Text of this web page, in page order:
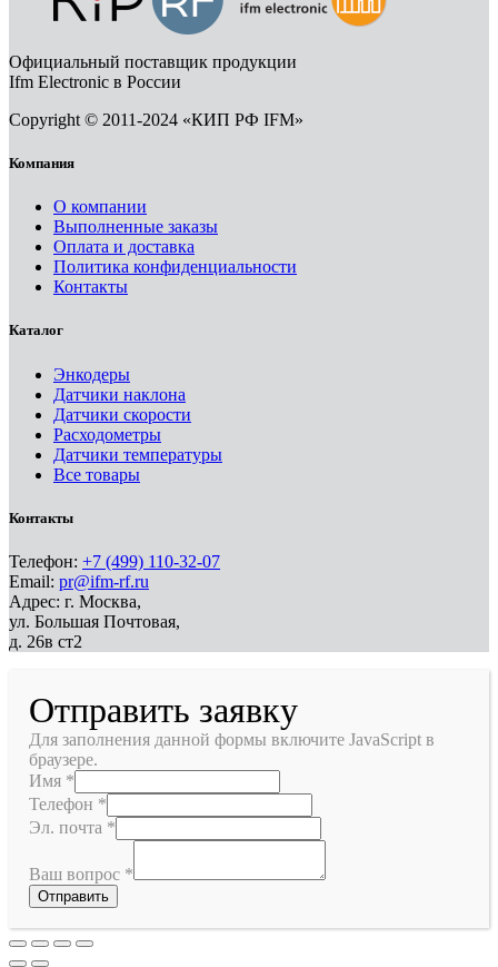
Официальный поставщик продукции
Ifm Electronic в России
Copyright © 2011-2024 «КИП РФ IFM»
Компания
О компании
Выполненные заказы
Оплата и доставка
Политика конфиденциальности
Контакты
Каталог
Энкодеры
Датчики наклона
Датчики скорости
Расходометры
Датчики температуры
Все товары
Контакты
Телефон: +7 (499) 110-32-07
Email: pr@ifm-rf.ru
Адрес: г. Москва,
ул. Большая Почтовая,
д. 26в ст2
Отправить заявку
Для заполнения данной формы включите JavaScript в
браузере.
Имя *
Телефон *
Эл. почта *
Ваш вопрос *
Отправить